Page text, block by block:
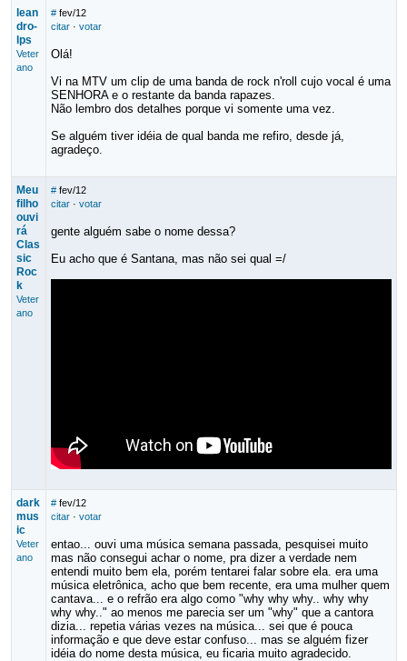
lean
dro-
lps
Veter
ano
# fev/12
citar· votar
Olá!
Vi na MTV um clip de uma banda de rock n'roll cujo vocal é uma
SENHORA e o restante da banda rapazes.
Não lembro dos detalhes porque vi somente uma vez.
Se alguém tiver idéia de qual banda me refiro, desde já,
agradeço.
Meu
filho
ouvi
rá
Clas
sic
Roc
k
Veter
ano
# fev/12
citar· votar
gente alguém sabe o nome dessa?
Eu acho que é Santana, mas não sei qual =/
dark
mus
ic
Veter
ano
# fev/12
citar· votar
entao... ouvi uma música semana passada, pesquisei muito
mas não consegui achar o nome, pra dizer a verdade nem
entendi muito bem ela, porém tentarei falar sobre ela. era uma
música eletrônica, acho que bem recente, era uma mulher quem
cantava... e o refrão era algo como "why why why.. why why
why why.." ao menos me parecia ser um "why" que a cantora
dizia... repetia várias vezes na música... sei que é pouca
informação e que deve estar confuso... mas se alguém fizer
idéia do nome desta música, eu ficaria muito agradecido.